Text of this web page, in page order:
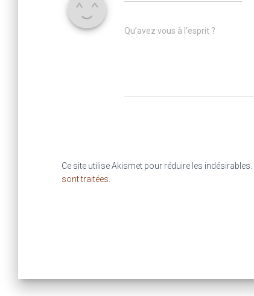
Qu’avez vous à l’esprit ?
Ce site utilise Akismet pour réduire les indésirables.
sont traitées